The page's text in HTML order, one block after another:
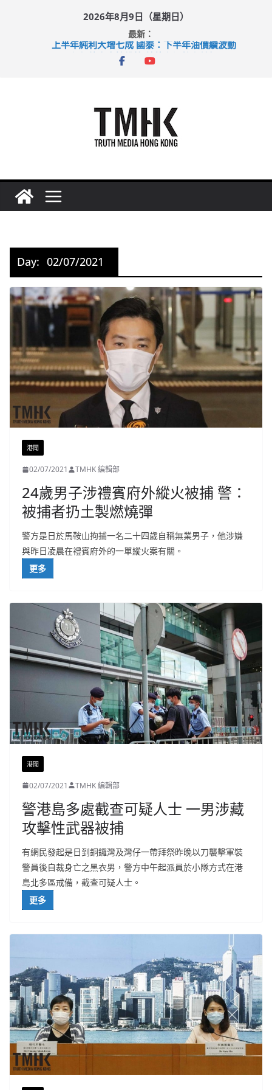
2026年8月9日（星期日）
最新：
上半年純利大增七成 國泰：下半年油價續波動
拜仁熱身賽挫維拉 啟德主場館奪錦標
Day: 02/07/2021
港聞
02/07/2021 TMHK 編輯部
24歲男子涉禮賓府外縱火被捕 警：
被捕者扔土製燃燒彈
警方是日於馬鞍山拘捕一名二十四歲自稱無業男子，他涉嫌
與昨日凌晨在禮賓府外的一單縱火案有關。
更多
港聞
02/07/2021 TMHK 編輯部
警港島多處截查可疑人士 一男涉藏
攻擊性武器被捕
有網民發起是日到銅鑼灣及灣仔一帶拜祭昨晚以刀襲擊軍裝
警員後自裁身亡之黑衣男，警方中午起派員於小隊方式在港
島北多區戒備，截查可疑人士。
更多